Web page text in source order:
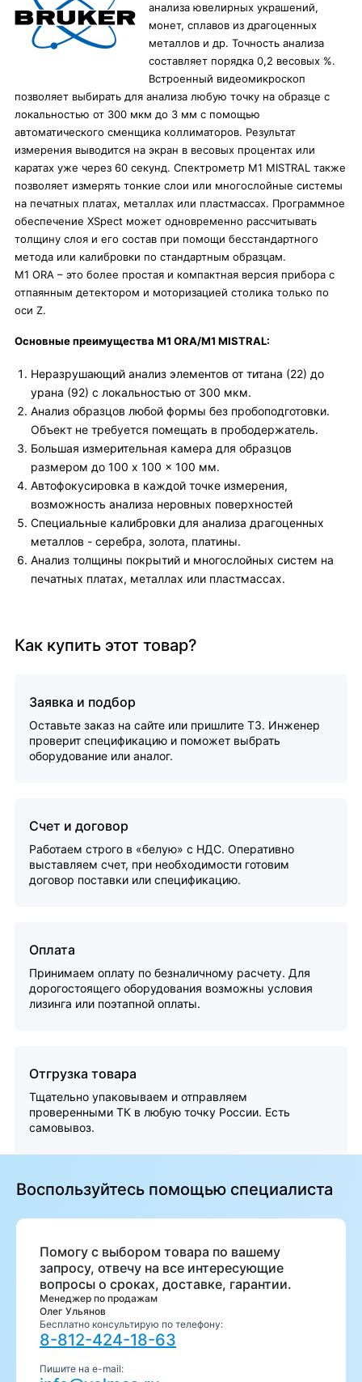
анализа ювелирных украшений,
монет, сплавов из драгоценных
металлов и др. Точность анализа
составляет порядка 0,2 весовых %.
Встроенный видеомикроскоп
позволяет выбирать для анализа любую точку на образце с
локальностью от 300 мкм до 3 мм с помощью
автоматического сменщика коллиматоров. Результат
измерения выводится на экран в весовых процентах или
каратах уже через 60 секунд. Спектрометр M1 MISTRAL также
позволяет измерять тонкие слои или многослойные системы
на печатных платах, металлах или пластмассах. Программное
обеспечение XSpect может одновременно рассчитывать
толщину слоя и его состав при помощи бесстандартного
метода или калибровки по стандартным образцам.
M1 ORA – это более простая и компактная версия прибора с
отпаянным детектором и моторизацией столика только по
оси Z.
Основные преимущества M1 ORA/M1 MISTRAL:
Неразрушающий анализ элементов от титана (22) до
урана (92) с локальностью от 300 мкм.
Анализ образцов любой формы без пробоподготовки.
Объект не требуется помещать в прободержатель.
Большая измерительная камера для образцов
размером до 100 x 100 x 100 мм.
Автофокусировка в каждой точке измерения,
возможность анализа неровных поверхностей
Специальные калибровки для анализа драгоценных
металлов - серебра, золота, платины.
Анализ толщины покрытий и многослойных систем на
печатных платах, металлах или пластмассах.
Как купить этот товар?
Заявка и подбор
Оставьте заказ на сайте или пришлите ТЗ. Инженер
проверит спецификацию и поможет выбрать
оборудование или аналог.
Счет и договор
Работаем строго в «белую» с НДС. Оперативно
выставляем счет, при необходимости готовим
договор поставки или спецификацию.
Оплата
Принимаем оплату по безналичному расчету. Для
дорогостоящего оборудования возможны условия
лизинга или поэтапной оплаты.
Отгрузка товара
Тщательно упаковываем и отправляем
проверенными ТК в любую точку России. Есть
самовывоз.
Воспользуйтесь помощью специалиста
Помогу с выбором товара по вашему
запросу, отвечу на все интересующие
вопросы о сроках, доставке, гарантии.
Менеджер по продажам
Олег Ульянов
Бесплатно консультирую по телефону:
8-812-424-18-63
Пишите на e-mail: